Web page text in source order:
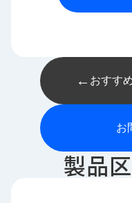
← おすす
お
製品